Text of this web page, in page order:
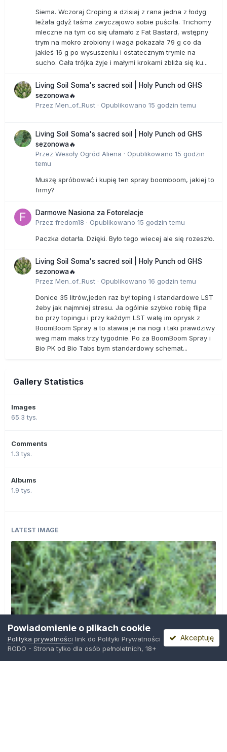
Siema. Wczoraj Croping a dzisiaj z rana jedna z łodyg
leżała gdyż taśma zwyczajowo sobie puściła. Trichomy
mleczne na tym co się ułamało z Fat Bastard, wstępny
trym na mokro zrobiony i waga pokazała 79 g co da
jakieś 16 g po wysuszeniu i ostatecznym trymie na
sucho. Cała trójka żyje i małymi krokami zbliża się ku...
Living Soil Soma's sacred soil | Holy Punch od GHS
sezonowa🔥
Przez Men_of_Rust · Opublikowano 15 godzin temu
Living Soil Soma's sacred soil | Holy Punch od GHS
sezonowa🔥
Przez Wesoły Ogród Aliena · Opublikowano 15 godzin
temu
Muszę spróbować i kupię ten spray boomboom, jakiej to
firmy?
Darmowe Nasiona za Fotorelacje
Przez fredom18 · Opublikowano 15 godzin temu
Paczka dotarła. Dzięki. Było tego wiecej ale się rozeszło.
Living Soil Soma's sacred soil | Holy Punch od GHS
sezonowa🔥
Przez Men_of_Rust · Opublikowano 16 godzin temu
Donice 35 litrów,jeden raz był toping i standardowe LST
żeby jak najmniej stresu. Ja ogólnie szybko robię flipa
bo przy topingu i przy każdym LST walę im oprysk z
BoomBoom Spray a to stawia je na nogi i taki prawdziwy
weg mam maks trzy tygodnie. Po za BoomBoom Spray i
Bio PK od Bio Tabs bym standardowy schemat...
Gallery Statistics
Images
65.3 tys.
Comments
1.3 tys.
Albums
1.9 tys.
LATEST IMAGE
Powiadomienie o plikach cookie
Polityka prywatności link do Polityki Prywatności
RODO - Strona tylko dla osób pełnoletnich, 18+
Akceptuję